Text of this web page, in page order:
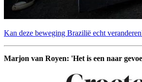
Kan deze beweging Brazilië echt
Marjon van Royen: 'Het is een naar